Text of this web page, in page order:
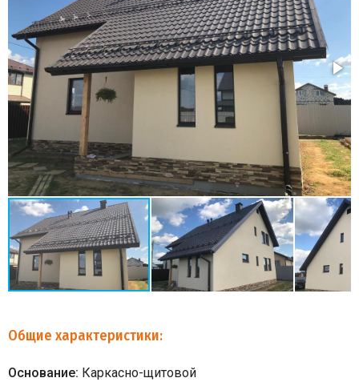
Общие характеристики:
Основание: Каркасно-щитовой